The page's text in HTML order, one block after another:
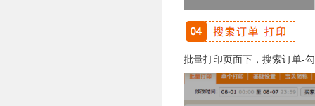
批量打印页面下，搜索订单-